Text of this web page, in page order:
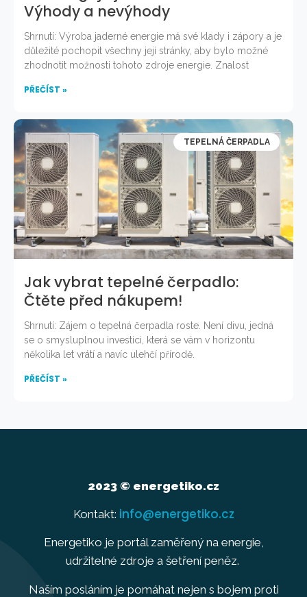
Výhody a nevýhody
Shrnutí: Výroba jaderné energie má své klady i zápory a je
důležité pochopit všechny její stránky, aby bylo možné
zhodnotit možnosti tohoto zdroje energie. Znalost
PŘEČÍST »
TEPELNÁ ČERPADLA
Jak vybrat tepelné čerpadlo:
Čtěte před nákupem!
Shrnutí: Zájem o tepelná čerpadla roste. Není divu, jedná
se o smysluplnou investici, která se vám v horizontu
několika let vrátí a navíc ulehčí přírodě.
PŘEČÍST »
2023 © energetiko.cz
Kontakt: info@energetiko.cz
Energetiko je portál zaměřený na energie,
udržitelné zdroje a šetření peněz.
Naším posláním je pomáhat nejen s bojem proti